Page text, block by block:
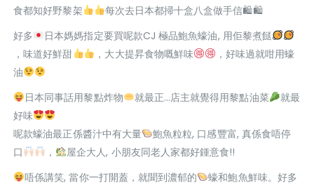
食都知好野黎架
每次去日本都掃十盒八盒做手信🛍🛍
好多
日本媽媽指定要買呢款CJ 極品鮑魚蠔油, 用佢黎煮餸
，味道好鮮甜
，大大提昇食物嘅鮮味
，好味過就咁用蠔
油
日本同事話用黎點炸物
就最正…店主就覺得用黎點油菜
就最
好味
呢款蠔油最正係醬汁中有大量
鮑魚粒粒, 口感豐富, 真係食唔停
口
，
屋企大人, 小朋友同老人家都好鍾意食!!
唔係講笑, 當你一打開蓋，就聞到濃郁的
蠔和鮑魚鮮味。好多